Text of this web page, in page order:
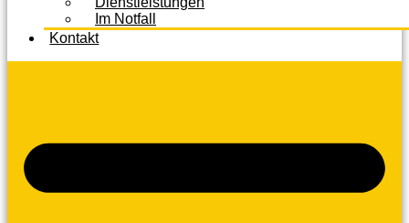
Im Notfall
Kontakt